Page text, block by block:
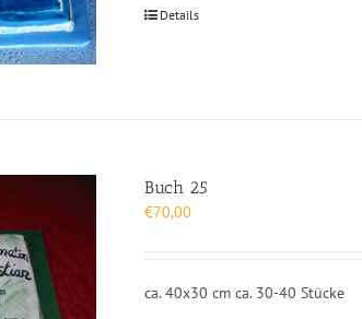
Details
Buch 25
€70,00
ca. 40x30 cm ca. 30-40 Stücke